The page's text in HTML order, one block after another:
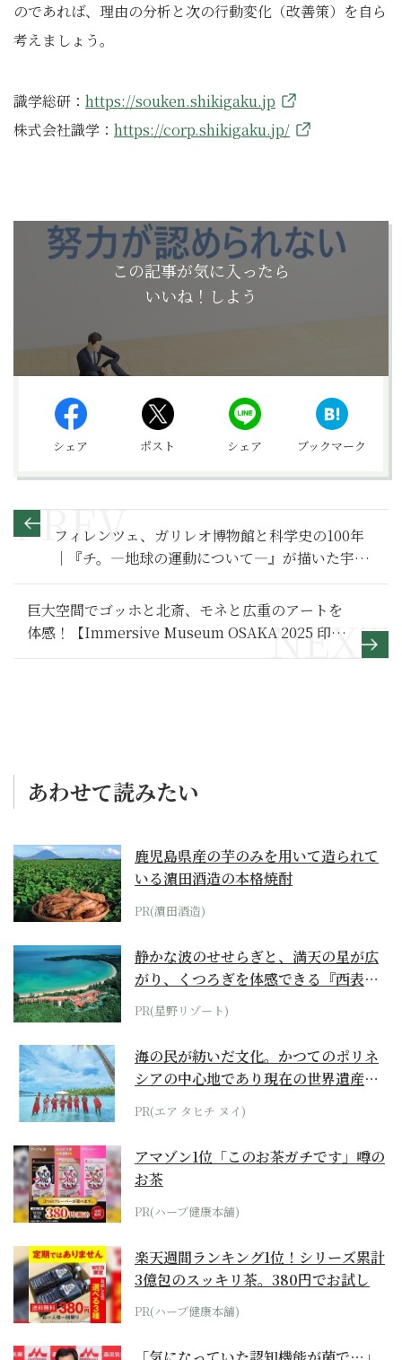
のであれば、理由の分析と次の行動変化（改善策）を自ら
考えましょう。
識学総研： https://souken.shikigaku.jp
株式会社識学： https://corp.shikigaku.jp/
この記事が気に入ったら
いいね！しよう
シェア ポスト シェア ブックマーク
フィレンツェ、ガリレオ博物館と科学史の100年
｜『チ。―地球の運動について―』が描いた宇宙
の真理を追って
巨大空間でゴッホと北斎、モネと広重のアートを
体感！【Immersive Museum OSAKA 2025 印象
派と浮世絵】
あわせて読みたい
鹿児島県産の芋のみを用いて造られて
いる濵田酒造の本格焼酎
PR(濵田酒造)
静かな波のせせらぎと、満天の星が広
がり、くつろぎを体感できる『西表島
ホテル by...
PR(星野リゾート)
海の民が紡いだ文化。かつてのポリネ
シアの中心地であり現在の世界遺産か
らみえてくる...
PR(エア タヒチ ヌイ)
アマゾン1位「このお茶ガチです」噂の
お茶
PR(ハーブ健康本舗)
楽天週間ランキング1位！シリーズ累計
3億包のスッキリ茶。380円でお試し
PR(ハーブ健康本舗)